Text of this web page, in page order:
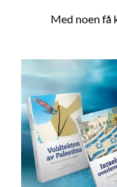
Med noen få